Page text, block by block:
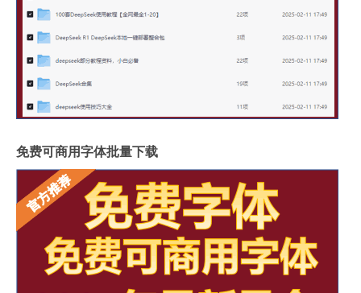
免费可商用字体批量下载